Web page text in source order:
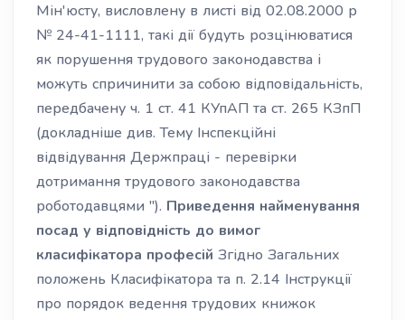
Мін'юсту, висловлену в листі від 02.08.2000 р
№ 24-41-1111, такі дії будуть розцінюватися
як порушення трудового законодавства і
можуть спричинити за собою відповідальність,
передбачену ч. 1 ст. 41 КУпАП та ст. 265 КЗпП
(докладніше див. Тему Інспекційні
відвідування Держпраці - перевірки
дотримання трудового законодавства
роботодавцями "). Приведення найменування
посад у відповідність до вимог
класифікатора професій Згідно Загальних
положень Класифікатора та п. 2.14 Інструкції
про порядок ведення трудових книжок